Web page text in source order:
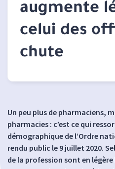
augmente
celui des
chute
Un peu plus de pharmaciens,
pharmacies : c’est ce qui
démographique de l’Ordre
rendu public le 9 juillet 2020.
de la profession sont en